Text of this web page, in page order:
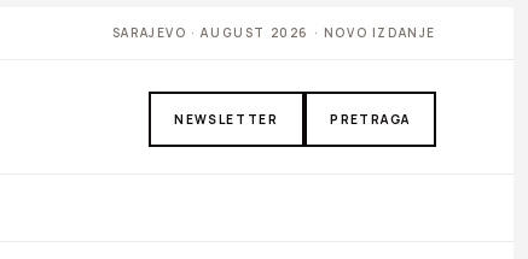
SARAJEVO · AUGUST 2026 · NOVO IZDANJE
NEWSLETTER PRETRAGA